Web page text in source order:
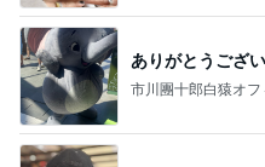
ありがとうござ
市川團十郎白猿オ